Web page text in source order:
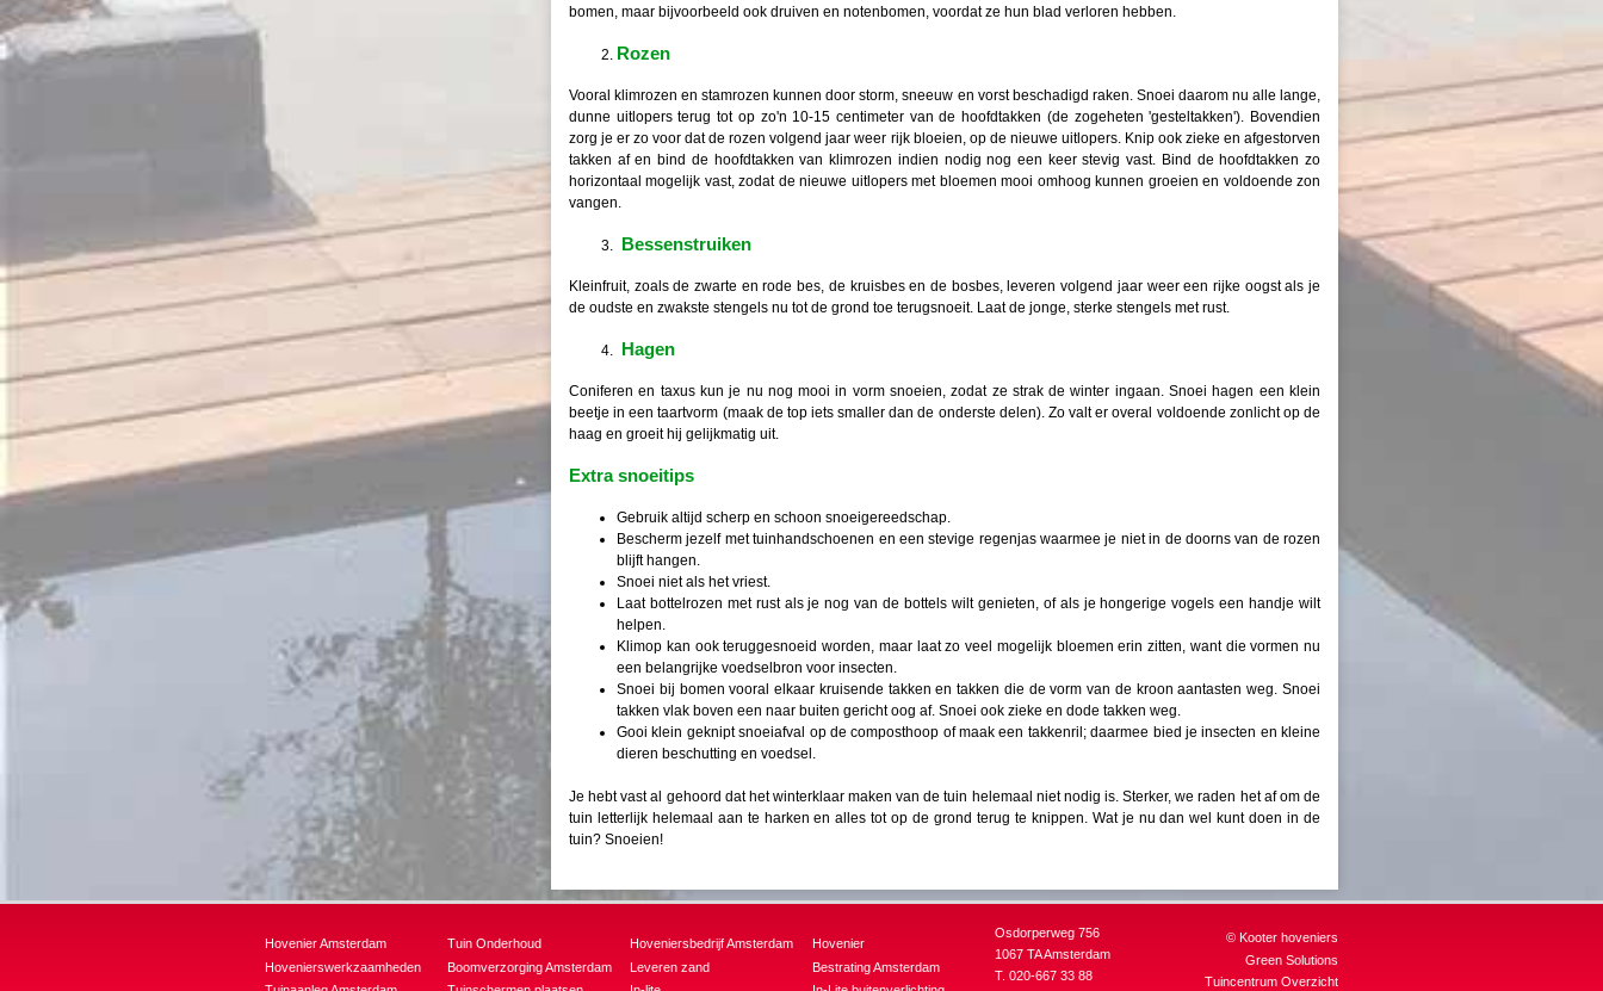
bomen, maar bijvoorbeeld ook druiven en notenbomen, voordat ze hun blad verloren hebben.
Rozen
Vooral klimrozen en stamrozen kunnen door storm, sneeuw en vorst beschadigd raken. Snoei daarom nu alle lange,
dunne uitlopers terug tot op zo'n 10-15 centimeter van de hoofdtakken (de zogeheten 'gesteltakken'). Bovendien
zorg je er zo voor dat de rozen volgend jaar weer rijk bloeien, op de nieuwe uitlopers. Knip ook zieke en afgestorven
takken af en bind de hoofdtakken van klimrozen indien nodig nog een keer stevig vast. Bind de hoofdtakken zo
horizontaal mogelijk vast, zodat de nieuwe uitlopers met bloemen mooi omhoog kunnen groeien en voldoende zon
vangen.
Bessenstruiken
Kleinfruit, zoals de zwarte en rode bes, de kruisbes en de bosbes, leveren volgend jaar weer een rijke oogst als je
de oudste en zwakste stengels nu tot de grond toe terugsnoeit. Laat de jonge, sterke stengels met rust.
Hagen
Coniferen en taxus kun je nu nog mooi in vorm snoeien, zodat ze strak de winter ingaan. Snoei hagen een klein
beetje in een taartvorm (maak de top iets smaller dan de onderste delen). Zo valt er overal voldoende zonlicht op de
haag en groeit hij gelijkmatig uit.
Extra snoeitips
Gebruik altijd scherp en schoon snoeigereedschap.
Bescherm jezelf met tuinhandschoenen en een stevige regenjas waarmee je niet in de doorns van de rozen
blijft hangen.
Snoei niet als het vriest.
Laat bottelrozen met rust als je nog van de bottels wilt genieten, of als je hongerige vogels een handje wilt
helpen.
Klimop kan ook teruggesnoeid worden, maar laat zo veel mogelijk bloemen erin zitten, want die vormen nu
een belangrijke voedselbron voor insecten.
Snoei bij bomen vooral elkaar kruisende takken en takken die de vorm van de kroon aantasten weg. Snoei
takken vlak boven een naar buiten gericht oog af. Snoei ook zieke en dode takken weg.
Gooi klein geknipt snoeiafval op de composthoop of maak een takkenril; daarmee bied je insecten en kleine
dieren beschutting en voedsel.
Je hebt vast al gehoord dat het winterklaar maken van de tuin helemaal niet nodig is. Sterker, we raden het af om de
tuin letterlijk helemaal aan te harken en alles tot op de grond terug te knippen. Wat je nu dan wel kunt doen in de
tuin? Snoeien!
Hovenier Amsterdam
Hovenierswerkzaamheden
Tuin Onderhoud
Boomverzorging Amsterdam
Hoveniersbedrijf Amsterdam
Leveren zand
Hovenier
Bestrating Amsterdam
Osdorperweg 756
1067 TA Amsterdam
T. 020-667 33 88
© Kooter hoveniers
Green Solutions
Tuincentrum Overzicht